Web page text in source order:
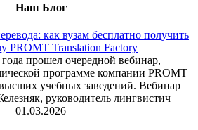
Наш Блог
как вузам бесплатно получить
PROMT Translation Factory
прошел очередной вебинар,
программе компании PROMT
учебных заведений. Вебинар
руководитель лингвистич
01.03.2026